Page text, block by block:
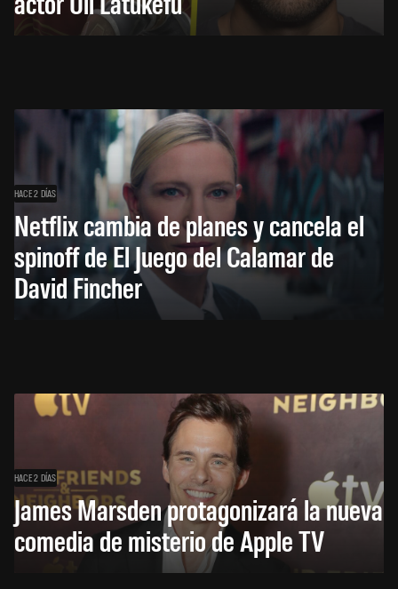
HACE 2 DÍAS
Netflix cambia de planes y cancela el
spinoff de El Juego del Calamar de
David Fincher
HACE 2 DÍAS
James Marsden protagonizará la nueva
comedia de misterio de Apple TV